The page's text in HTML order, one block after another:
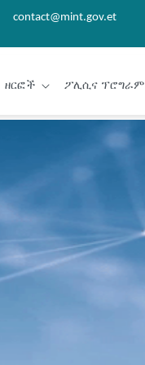
contact@mint.gov.et
ዘርፎች ፖሊሲና ፕሮግራም